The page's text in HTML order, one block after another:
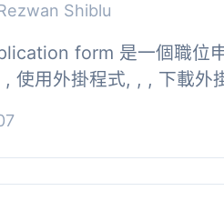
Shiblu
form 是一個職位
, 使用外掛程式, , , 下載外
用。, , , 現在前往文件, ,
顯示表單,...